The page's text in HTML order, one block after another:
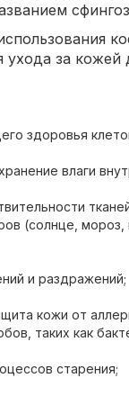
за кожей
здоровья
влаги
(солнце, мороз,
и раздражений;
кожи от
таких как
старения;